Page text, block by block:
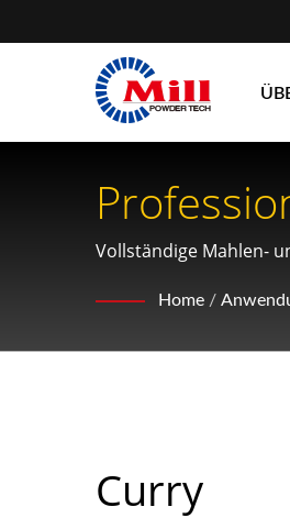
Vollständige Mahlen-
Home /
Curry